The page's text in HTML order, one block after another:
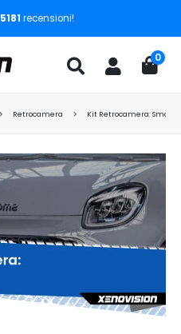
5181 recensioni!
0
Retrocamera Kit Retrocamera: Smart